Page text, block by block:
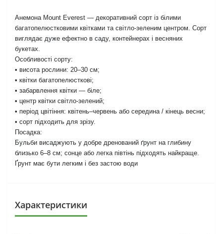
Анемона Mount Everest — декоративний сорт із білими
багатопелюстковими квітками та світло-зеленим центром. Сорт
виглядає дуже ефектно в саду, контейнерах і весняних
букетах.
Особливості сорту:
• висота рослини: 20–30 см;
• квітки багатопелюсткові;
• забарвлення квітки — біле;
• центр квітки світло-зелений;
• період цвітіння: квітень–червень або середина / кінець весни;
• сорт підходить для зрізу.
Посадка:
Бульби висаджують у добре дренований ґрунт на глибину
близько 6–8 см; сонце або легка півтінь підходять найкраще.
Ґрунт має бути легким і без застою води
Характеристики